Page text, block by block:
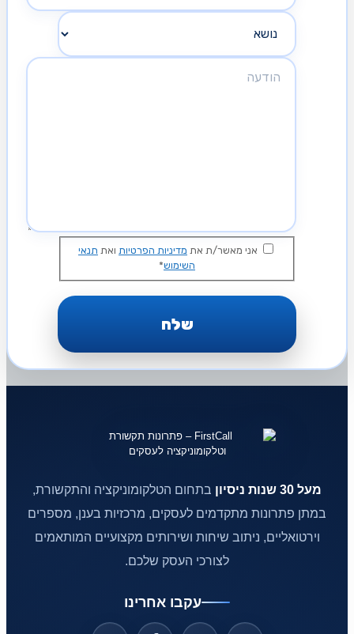
אני מאשר/ת את מדיניות הפרטיות ואת תנאי
השימוש*
מעל 30 שנות ניסיון
בתחום הטלקומוניקציה והתקשורת,
במתן פתרונות מתקדמים לעסקים, מרכזיות בענן, מספרים
וירטואליים, ניתוב שיחות ושירותים מקצועיים המותאמים
לצורכי העסק שלכם.
עקבו אחרינו